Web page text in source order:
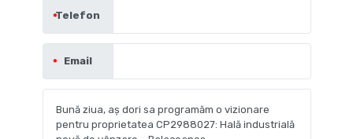
Telefon
Email